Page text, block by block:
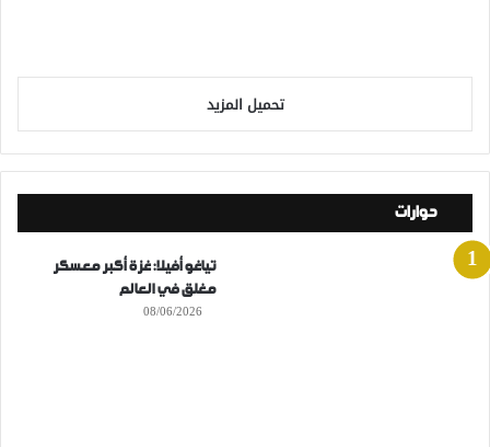
تحميل المزيد
حوارات
تياغو أفيلا: غزة أكبر معسكر
مغلق في العالم
08/06/2026